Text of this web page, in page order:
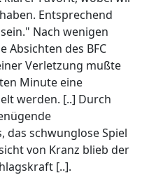
Entsprechend
Nach wenigen
Absichten des BFC
Verletzung mußte
Minute eine
werden. [..] Durch
das schwunglose Spiel
von Kranz blieb der
[..].